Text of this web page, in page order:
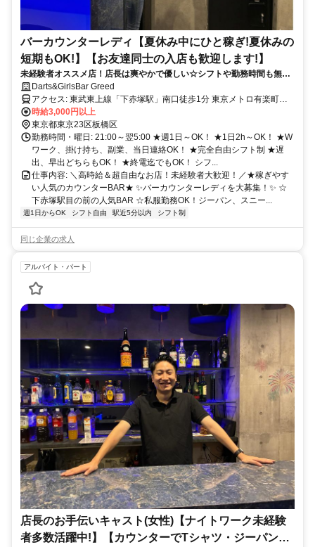
バーカウンターレディ【夏休み中にひと稼ぎ!夏休みの
短期もOK!】【お友達同士の入店も歓迎します!】
未経験者オススメ店！店長は爽やかで優しい☆シフトや勤務時間も無理
強いは一切しません！ナイトワーク始めるのに最適なお店です！
Darts&GirlsBar Greed
アクセス: 東武東上線「下赤塚駅」南口徒歩1分 東京メトロ有楽町
線・副都心線（地下鉄赤塚駅） ◎東武練馬駅、上板橋駅、ときわ台
駅、中村橋、池袋駅、成増駅、和光市駅、朝霞台駅、川越駅、新宿
駅、平和台、氷川台駅、小竹向原駅、千川駅、要町駅、雑司が谷駅、
北参道、新宿三丁目駅、渋谷駅、などからアクセス良し♪
時給3,000円以上
東京都東京23区板橋区
勤務時間・曜日: 21:00～翌5:00 ★週1日～OK！ ★1日2h～OK！ ★W
ワーク、掛け持ち、副業、当日連絡OK！ ★完全自由シフト制 ★遅
出、早出どちらもOK！ ★終電迄でもOK！ シフ...
仕事内容: ＼高時給＆超自由なお店！未経験者大歓迎！／ ​★稼ぎやす
い人気のカウンターBAR★ ✨バーカウンターレディを大募集！✨ ☆
下赤塚駅目の前の人気BAR ☆私服勤務OK！ジーパン、スニー...
週1日からOK シフト自由 駅近5分以内 シフト制
同じ企業の求人
アルバイト・パート
店長のお手伝いキャスト(女性)【ナイトワーク未経験
者多数活躍中!】【カウンターでTシャツ・ジーパン・